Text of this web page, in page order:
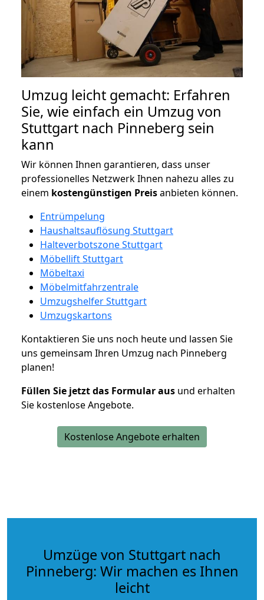
Umzug leicht gemacht: Erfahren
Sie, wie einfach ein Umzug von
Stuttgart nach Pinneberg sein
kann
Wir können Ihnen garantieren, dass unser
professionelles Netzwerk Ihnen nahezu alles zu
einem kostengünstigen Preisanbieten können.
Entrümpelung
Haushaltsauflösung Stuttgart
Halteverbotszone Stuttgart
Möbellift Stuttgart
Möbeltaxi
Möbelmitfahrzentrale
Umzugshelfer Stuttgart
Umzugskartons
Kontaktieren Sie uns noch heute und lassen Sie
uns gemeinsam Ihren Umzug nach Pinneberg
planen!
Füllen Sie jetzt das Formular aus und erhalten
Sie kostenlose Angebote.
Kostenlose Angebote erhalten
Umzüge von Stuttgart nach
Pinneberg: Wir machen es Ihnen
leicht